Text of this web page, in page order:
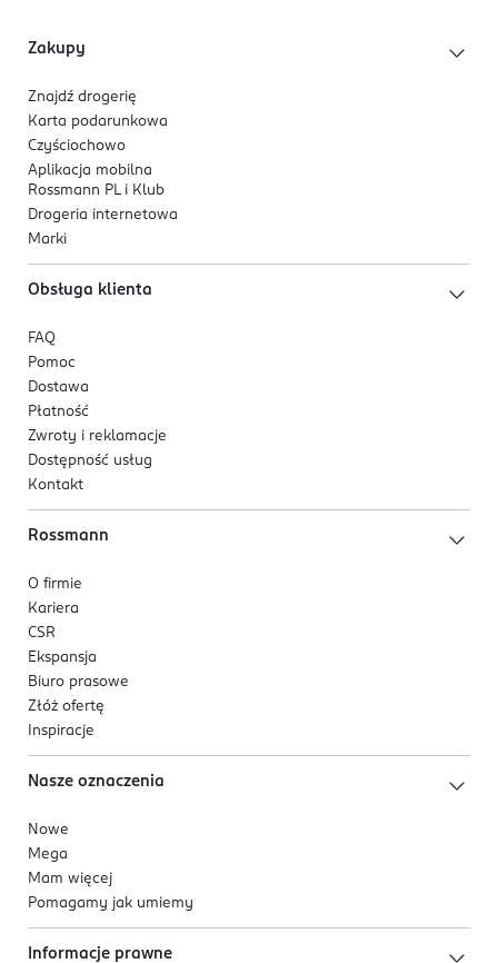
Zakupy
Znajdź drogerię
Karta podarunkowa
Czyściochowo
Aplikacja mobilna
Rossmann PL i Klub
Drogeria internetowa
Marki
Obsługa klienta
FAQ
Pomoc
Dostawa
Płatność
Zwroty i reklamacje
Dostępność usług
Kontakt
Rossmann
O firmie
Kariera
CSR
Ekspansja
Biuro prasowe
Złóż ofertę
Inspiracje
Nasze oznaczenia
Nowe
Mega
Mam więcej
Pomagamy jak umiemy
Informacje prawne